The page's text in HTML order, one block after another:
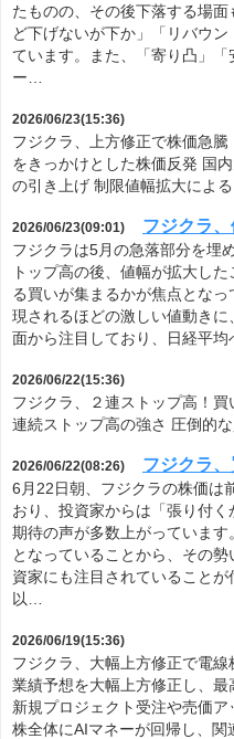
たものの、その後下落する場
ど下げないが下か」「リバウ
ています。また、「寄り凸」
ー…
2026/06/23(15:36)
フジクラ、上方修正で株価急
をきっかけとした株価反発 国
の引き上げ 制限値幅拡大によ
2026/06/23(09:01) フジクラ
フジクラは5月の急落部分を埋
トップ高の後、値幅が拡大し
る買いが集まるかが焦点とな
現されるほどの激しい値動き
面から注目しており、日経平
2026/06/22(15:36)
フジクラ、２連ストップ高！
連続ストップ高の強さ 圧倒的
2026/06/22(08:26) フジクラ
6月22日朝、フジクラの株価は
おり、投資家からは「張り付
期待の声が多数上がっていま
となっていることから、その
資家にも注目されていることが
以…
2026/06/19(15:36)
フジクラ、大幅上方修正で電
業績予想を大幅上方修正し、
新規プロジェクト受注や売価
株全体にAIマネーが回帰し、関